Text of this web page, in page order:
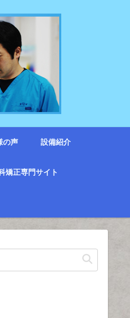
の声 設備紹介
矯正専門サイト